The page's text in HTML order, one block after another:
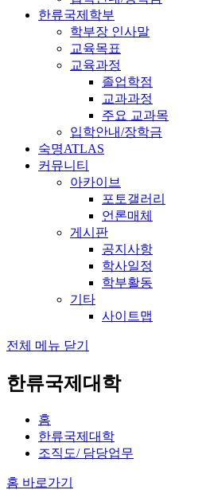
한류국제학부
학부장 인사말
교육목표
교육과정
졸업학점
교과과정
주요 교과목
입학안내/장학금
숙명ATLAS
커뮤니티
아카이브
포토갤러리
언론매체
게시판
공지사항
학사일정
학부활동
기타
사이트맵
전체 메뉴 닫기
한류국제대학
홈
한류국제대학
조직도/ 담당업무
홈 바로가기